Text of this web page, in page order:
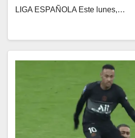
LIGA ESPAÑOLA Este lunes,…